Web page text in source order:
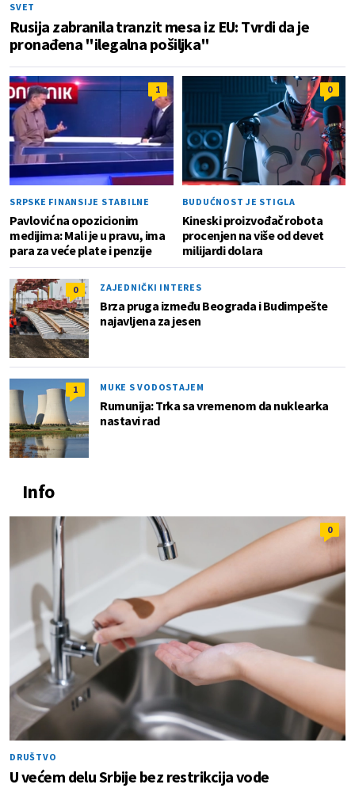
SVET
Rusija zabranila tranzit mesa iz EU: Tvrdi da je
pronađena "ilegalna pošiljka"
1
SRPSKE FINANSIJE STABILNE
Pavlović na opozicionim
medijima: Mali je u pravu, ima
para za veće plate i penzije
0
BUDUĆNOST JE STIGLA
Kineski proizvođač robota
procenjen na više od devet
milijardi dolara
0 ZAJEDNIČKI INTERES
Brza pruga između Beograda i Budimpešte
najavljena za jesen
1 MUKE S VODOSTAJEM
Rumunija: Trka sa vremenom da nuklearka
nastavi rad
Info
0
DRUŠTVO
U većem delu Srbije bez restrikcija vode